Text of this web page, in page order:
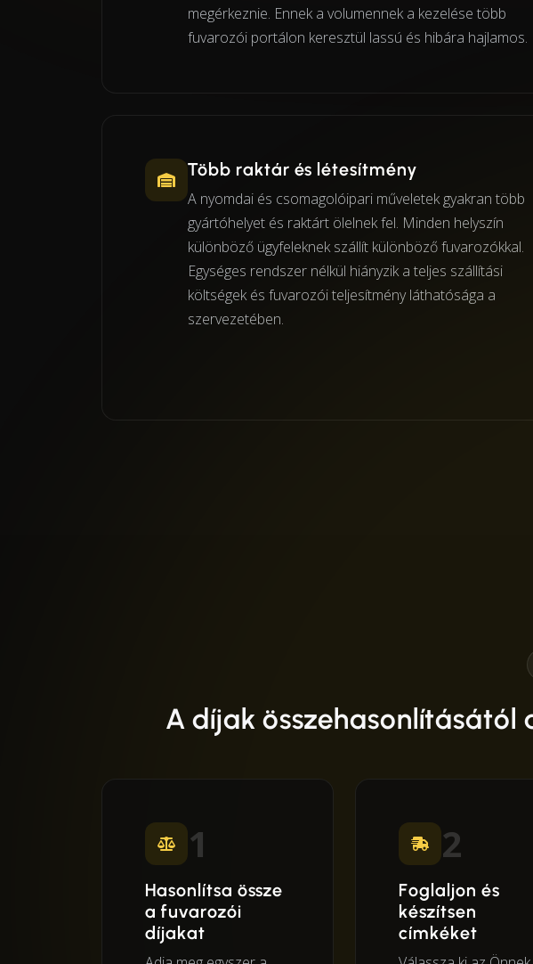
megérkeznie. Ennek a volumennek a kezelése több
fuvarozói portálon keresztül lassú és hibára hajlamos.
Több raktár és létesítmény
A nyomdai és csomagolóipari műveletek gyakran több
gyártóhelyet és raktárt ölelnek fel. Minden helyszín
különböző ügyfeleknek szállít különböző fuvarozókkal.
Egységes rendszer nélkül hiányzik a teljes szállítási
költségek és fuvarozói teljesítmény láthatósága a
szervezetében.
A díjak összehasonlításától
1
Hasonlítsa össze
a fuvarozói
díjakat
2
Foglaljon és
készítsen
címkéket